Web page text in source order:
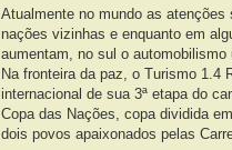
Atualmente no mundo as
nações vizinhas e enquanto em
aumentam, no sul o
Na fronteira da paz, o Turismo 1.4
internacional de sua 3ª etapa do
Copa das Nações, copa dividida
dois povos apaixonados pelas